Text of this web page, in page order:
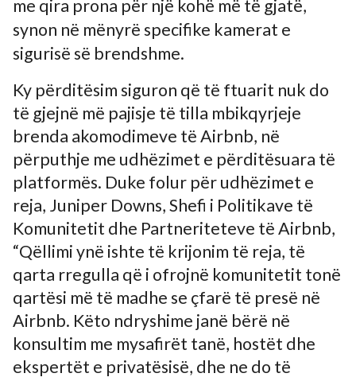
me qira prona për një kohë më të gjatë,
synon në mënyrë specifike kamerat e
sigurisë së brendshme.
Ky përditësim siguron që të ftuarit nuk do
të gjejnë më pajisje të tilla mbikqyrjeje
brenda akomodimeve të Airbnb, në
përputhje me udhëzimet e përditësuara të
platformës. Duke folur për udhëzimet e
reja, Juniper Downs, Shefi i Politikave të
Komunitetit dhe Partneriteteve të Airbnb,
“Qëllimi ynë ishte të krijonim të reja, të
qarta rregulla që i ofrojnë komunitetit tonë
qartësi më të madhe se çfarë të presë në
Airbnb. Këto ndryshime janë bërë në
konsultim me mysafirët tanë, hostët dhe
ekspertët e privatësisë, dhe ne do të